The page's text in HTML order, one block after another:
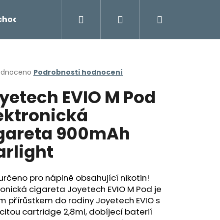
Napište námPřihlášení
Podrobnosti hodnocení
EVIO M Pod
900mAh
pro náplně obsahující nikotin!
cigareta Joyetech EVIO M Pod je
přírůstkem do rodiny Joyetech EVIO s
cartridge 2,8ml, dobíjecí baterií
Následující